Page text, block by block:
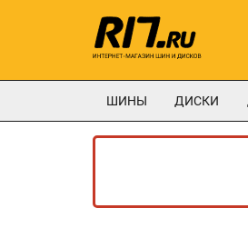
ШИНЫ ДИСКИ